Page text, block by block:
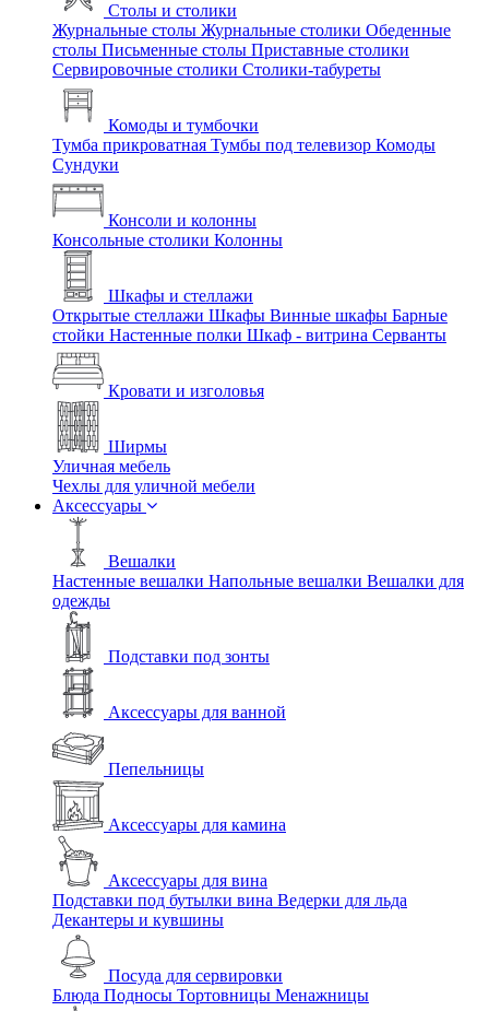
Столы и столики
Журнальные столы Журнальные столики Обеденные
столы Письменные столы Приставные столики
Сервировочные столики Столики-табуреты
Комоды и тумбочки
Тумба прикроватная Тумбы под телевизор Комоды
Сундуки
Консоли и колонны
Консольные столики Колонны
Шкафы и стеллажи
Открытые стеллажи Шкафы Винные шкафы Барные
стойки Настенные полки Шкаф - витрина Серванты
Кровати и изголовья
Ширмы
Уличная мебель
Чехлы для уличной мебели
Аксессуары
Вешалки
Настенные вешалки Напольные вешалки Вешалки для
одежды
Подставки под зонты
Аксессуары для ванной
Пепельницы
Аксессуары для камина
Аксессуары для вина
Подставки под бутылки вина Ведерки для льда
Декантеры и кувшины
Посуда для сервировки
Блюда Подносы Тортовницы Менажницы